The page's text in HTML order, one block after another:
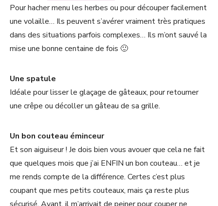
Pour hacher menu les herbes ou pour découper facilement
une volaille… Ils peuvent s’avérer vraiment très pratiques
dans des situations parfois complexes… Ils m’ont sauvé la
mise une bonne centaine de fois 🙂
Une spatule
Idéale pour lisser le glaçage de gâteaux, pour retourner
une crêpe ou décoller un gâteau de sa grille.
Un bon couteau éminceur
Et son aiguiseur ! Je dois bien vous avouer que cela ne fait
que quelques mois que j’ai ENFIN un bon couteau… et je
me rends compte de la différence. Certes c’est plus
coupant que mes petits couteaux, mais ça reste plus